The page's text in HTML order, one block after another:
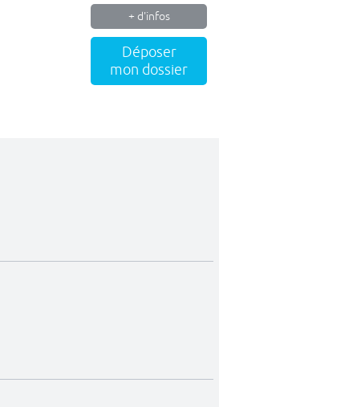
+ d'infos
Déposer
mon dossier